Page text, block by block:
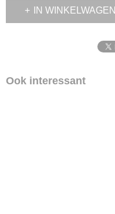
IN WINKELWAGEN
Ook interessant